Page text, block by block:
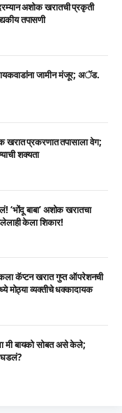
अशोक खरातची प्रकृती
तपासणी
जामीन मंजूर; अॅड.
प्रकरणात तपासाला वेग;
शक्यता
बाबा’ अशोक खरातचा
केला शिकार!
कॅप्टन खरात गुप्त ऑपरेशनची
मोठ्या व्यक्तीचे धक्कादायक
बायको सोबत असे केले;
घडलं?